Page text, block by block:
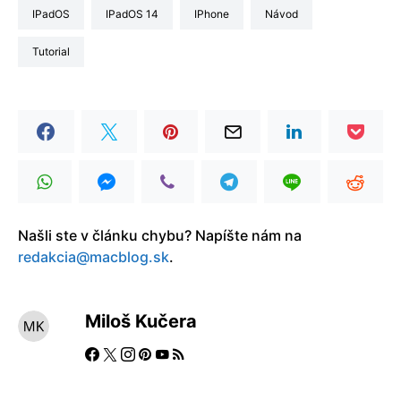
iPadOS iPadOS 14 iPhone Návod
Tutorial
Našli ste v článku chybu? Napíšte nám na
redakcia@macblog.sk.
Miloš Kučera